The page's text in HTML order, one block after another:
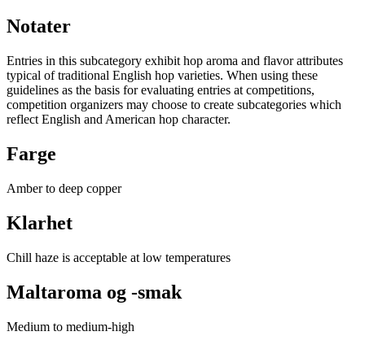
Notater
Entries in this subcategory exhibit hop aroma and flavor attributes
typical of traditional English hop varieties. When using these
guidelines as the basis for evaluating entries at competitions,
competition organizers may choose to create subcategories which
reflect English and American hop character.
Farge
Amber to deep copper
Klarhet
Chill haze is acceptable at low temperatures
Maltaroma og -smak
Medium to medium-high